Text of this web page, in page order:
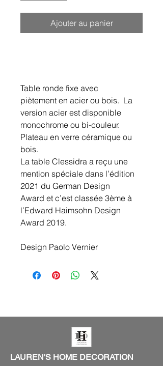
Ajouter au panier
Table ronde fixe avec
piètement en acier ou bois. La
version acier est disponible
monochrome ou bi-couleur.
Plateau en verre céramique ou
bois.
La table Clessidra a reçu une
mention spéciale dans l’édition
2021 du German Design
Award et c’est classée 3ème à
l’Edward Haimsohn Design
Award 2019.
Design Paolo Vernier
LAUREN'S HOME DECORATION